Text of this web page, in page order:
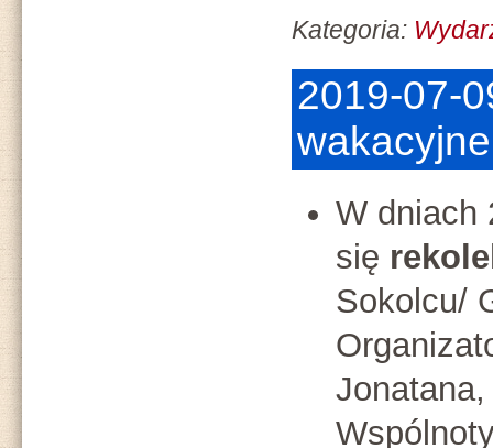
Kategoria:
2019-07-
wakacyjne
W dniach
się
Sokolcu/
Jonatana,